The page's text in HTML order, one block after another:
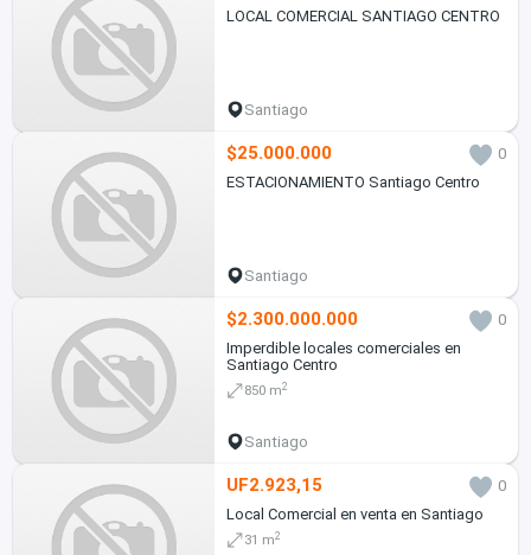
LOCAL COMERCIAL SANTIAGO CENTRO
Santiago
$25.000.000
0
ESTACIONAMIENTO Santiago Centro
Santiago
$2.300.000.000
0
Imperdible locales comerciales en
Santiago Centro
850 m2
Santiago
UF2.923,15
0
Local Comercial en venta en Santiago
31 m2